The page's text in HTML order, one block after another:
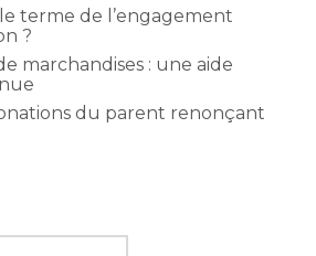
terme de l’engagement
?
marchandises : une aide
du parent renonçant